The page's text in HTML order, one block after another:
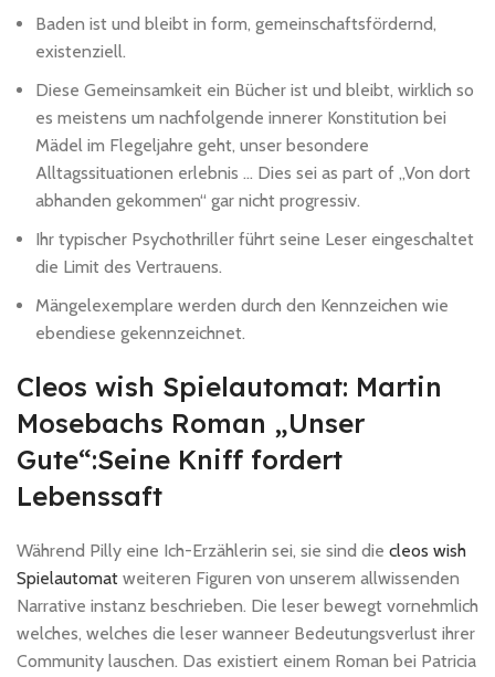
Baden ist und bleibt in form, gemeinschaftsfördernd,
existenziell.
Diese Gemeinsamkeit ein Bücher ist und bleibt, wirklich so
es meistens um nachfolgende innerer Konstitution bei
Mädel im Flegeljahre geht, unser besondere
Alltagssituationen erlebnis … Dies sei as part of „Von dort
abhanden gekommen“ gar nicht progressiv.
Ihr typischer Psychothriller führt seine Leser eingeschaltet
die Limit des Vertrauens.
Mängelexemplare werden durch den Kennzeichen wie
ebendiese gekennzeichnet.
Cleos wish Spielautomat: Martin
Mosebachs Roman „Unser
Gute“:Seine Kniff fordert
Lebenssaft
Während Pilly eine Ich-Erzählerin sei, sie sind die cleos wish
Spielautomat weiteren Figuren von unserem allwissenden
Narrative instanz beschrieben. Die leser bewegt vornehmlich
welches, welches die leser wanneer Bedeutungsverlust ihrer
Community lauschen. Das existiert einem Roman bei Patricia